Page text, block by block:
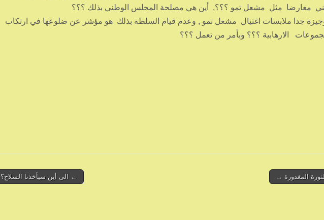
معارضا مثل مشعل تمو ؟؟؟, أين هي مصلحة المجلس الوطني بذلك ؟؟؟
جدا ملابسات اغتيال مشعل تمو , وعدم قيام السلطة بذلك هو مؤشر عن ضلوعها في ارتكاب
الارهابية ؟؟؟ وبأمر من تعمل ؟؟؟
← الى أين سيأخذنا السلاح؟ المغدورة →